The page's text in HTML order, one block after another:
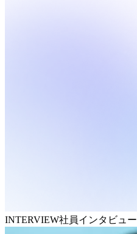
INTERVIEW社員インタビュー